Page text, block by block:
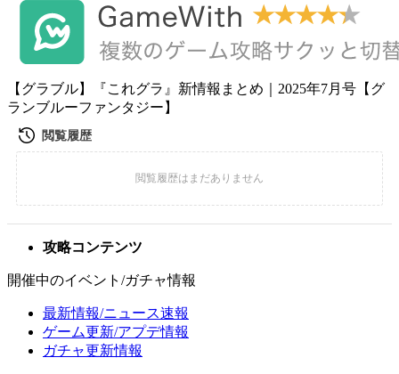
【グラブル】『これグラ』新情報まとめ｜2025年7月号【グ
ランブルーファンタジー】
攻略コンテンツ
開催中のイベント/ガチャ情報
最新情報/ニュース速報
ゲーム更新/アプデ情報
ガチャ更新情報